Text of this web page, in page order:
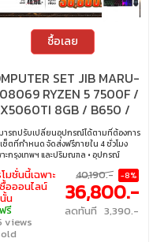
ซื้อเลย
SET JIB MARU-
RYZEN 5 7500F /
8GB / B650 /
DDR5 / M.2 500GB
ารถปรับเปลี่ยนอุปกรณ์ได้ตามที่ต้องการ
ซ็ตที่กำหนด จัดส่งฟรีภายใน 4 ชั่วโมง
ะกรุงเทพฯ และปริมณฑล • อุปกรณ์
พิวเตอร์เสียภายใน 30 วัน นับจากวันซื้อ
นอุปกรณ์คอมพิวเตอร์ใหม่ให้ทันที
น 24 ชั่วโมง เฉพาะซื้อผ่าน JIB Online
น (เงื่อนไขเป็นไปตามที่กำหนด) • ผ่อน
ๆ 0% นาน 10 เดือน ทุกเซ็ต • บริการ
ละตรวจเช็คอาการ ฟรี! ได้ที่เจไอบีกว่า 140
ทั่วประเทศ
มชั่นนี้เฉพาะ
อออนไลน์
น
รี
views
40,190.- -8%
36,800.-
ลดทันที 3,390.-